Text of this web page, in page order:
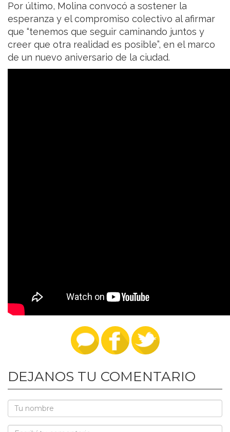
Por último, Molina convocó a sostener la
esperanza y el compromiso colectivo al afirmar
que “tenemos que seguir caminando juntos y
creer que otra realidad es posible”, en el marco
de un nuevo aniversario de la ciudad.
DEJANOS TU COMENTARIO